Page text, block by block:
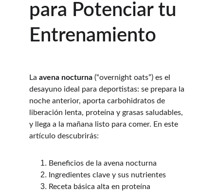
para Potenciar tu
Entrenamiento
La avena nocturna (“overnight oats”) es el
desayuno ideal para deportistas: se prepara la
noche anterior, aporta carbohidratos de
liberación lenta, proteína y grasas saludables,
y llega a la mañana listo para comer. En este
artículo descubrirás:
Beneficios de la avena nocturna
Ingredientes clave y sus nutrientes
Receta básica alta en proteína